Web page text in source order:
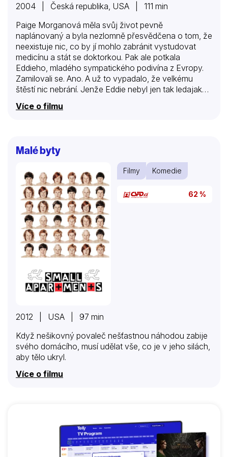
2004 | Česká republika, USA | 111 min
Paige Morganová měla svůj život pevně
naplánovaný a byla nezlomně přesvědčena o tom, že
neexistuje nic, co by jí mohlo zabránit vystudovat
medicínu a stát se doktorkou. Pak ale potkala
Eddieho, mladého sympatického podivína z Evropy.
Zamilovali se. Ano. A už to vypadalo, že velkému
štěstí nic nebrání. Jenže Eddie nebyl jen tak ledajaký
student, ale Edvard Valdemar Dangaard, dánský princ
a jediný dědic trůnu. Jeho otec leží na smrtelné
šokovaná Paige odlétá do vzdálené země, aby se
stala královnou. Dokáže to vůbec? Film se natáčel i v
Česku (především interiéry paláců) a malou rolí se v
něm…
Více o filmu
Malé byty
Filmy Komedie
62 %
2012 | USA | 97 min
Když nešikovný povaleč nešťastnou náhodou zabije
svého domácího, musí udělat vše, co je v jeho silách,
aby tělo ukryl.
Více o filmu